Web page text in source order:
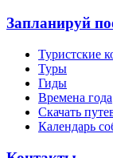
Запланируй
Туристские
Туры
Гиды
Времена года
Скачать
Календарь